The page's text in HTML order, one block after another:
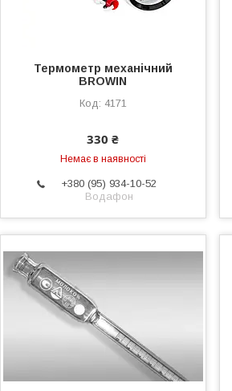
Термометр механічний
BROWIN
4171
330 ₴
Немає в наявності
+380 (95) 934-10-52
Водафон